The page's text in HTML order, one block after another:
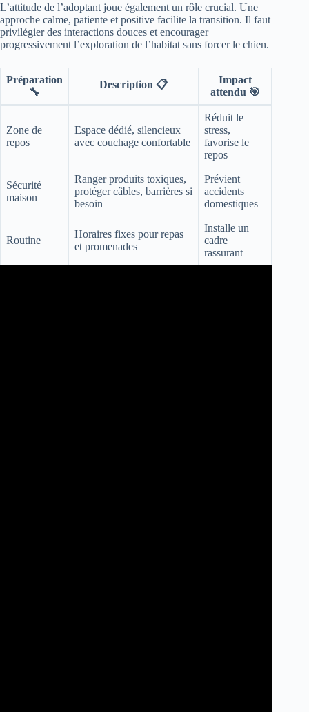
L’attitude de l’adoptant joue également un rôle crucial. Une
approche calme, patiente et positive facilite la transition. Il faut
privilégier des interactions douces et encourager
progressivement l’exploration de l’habitat sans forcer le chien.
Préparation
🔧
Description 📋
Impact
attendu 🎯
Zone de
repos
Espace dédié, silencieux
avec couchage confortable
Réduit le
stress,
favorise le
repos
Sécurité
maison
Ranger produits toxiques,
protéger câbles, barrières si
besoin
Prévient
accidents
domestiques
Routine
Horaires fixes pour repas
et promenades
Installe un
cadre
rassurant